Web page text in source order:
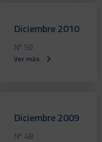
Diciembre 2010
Nº 50
Ver más
Diciembre 2009
Nº 48